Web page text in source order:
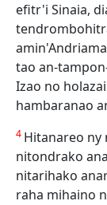
efitr'i Sinaia,
tao an-
Izao no
hambaranao
4 Hitanareo ny
nitondrako
nitarihako
raha mihaino